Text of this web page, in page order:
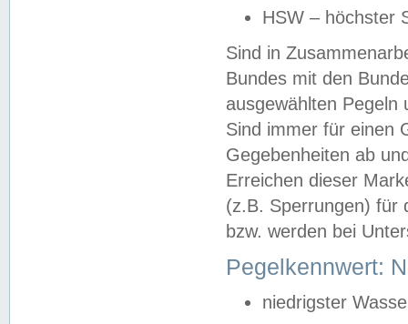
HSW – höchster
Sind in
Bundes mit den
ausgewählten
Sind immer für einen
Gegebenheiten ab
Erreichen dieser
(z.B. Sperrungen) für
bzw. werden bei
Pegelkennwert:
niedrigster